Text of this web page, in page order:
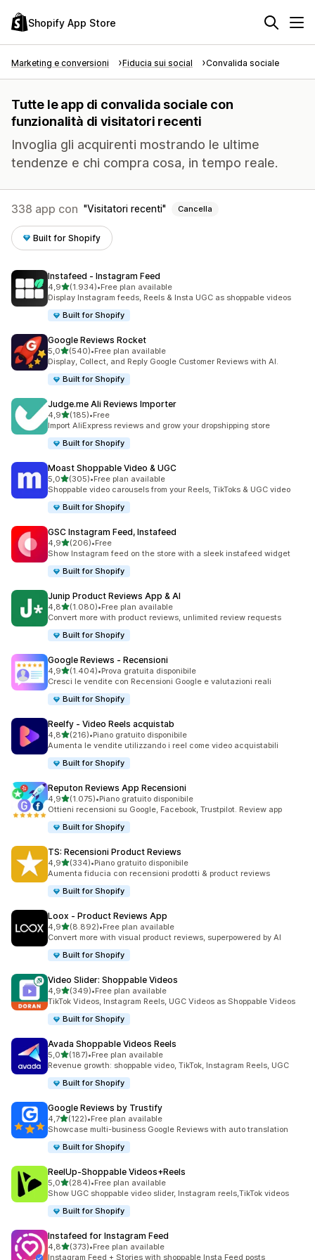
Shopify App Store
Marketing e conversioni Fiducia sui social Convalida sociale
Tutte le app di convalida sociale con
funzionalità di visitatori recenti
Invoglia gli acquirenti mostrando le ultime
tendenze e chi compra cosa, in tempo reale.
338 app con Visitatori recenti Cancella
Built for Shopify
Instafeed ‑ Instagram Feed
4,9stelle su 5
(1.934)
1934 recensioni totali
•Free plan available
Display Instagram feeds, Reels & Insta UGC as shoppable videos
Built for Shopify
Google Reviews Rocket
5,0stelle su 5
(540)
540 recensioni totali
•Free plan available
Display, Collect, and Reply Google Customer Reviews with AI.
Built for Shopify
Judge.me Ali Reviews Importer
4,9stelle su 5
(185)
185 recensioni totali
•Free
Import AliExpress reviews and grow your dropshipping store
Built for Shopify
Moast Shoppable Video & UGC
5,0stelle su 5
(305)
305 recensioni totali
•Free plan available
Shoppable video carousels from your Reels, TikToks & UGC video
Built for Shopify
GSC Instagram Feed, Instafeed
4,9stelle su 5
(206)
206 recensioni totali
•Free
Show Instagram feed on the store with a sleek instafeed widget
Built for Shopify
Junip Product Reviews App & AI
4,8stelle su 5
(1.080)
1080 recensioni totali
•Free plan available
Convert more with product reviews, unlimited review requests
Built for Shopify
Google Reviews ‑ Recensioni
4,9stelle su 5
(1.404)
1404 recensioni totali
•Prova gratuita disponibile
Cresci le vendite con Recensioni Google e valutazioni reali
Built for Shopify
Reelfy ‑ Video Reels acquistab
4,8stelle su 5
(216)
216 recensioni totali
•Piano gratuito disponibile
Aumenta le vendite utilizzando i reel come video acquistabili
Built for Shopify
Reputon Reviews App Recensioni
4,9stelle su 5
(1.075)
1075 recensioni totali
•Piano gratuito disponibile
Ottieni recensioni su Google, Facebook, Trustpilot. Review app
Built for Shopify
TS: Recensioni Product Reviews
4,9stelle su 5
(334)
334 recensioni totali
•Piano gratuito disponibile
Aumenta fiducia con recensioni prodotti & product reviews
Built for Shopify
Loox ‑ Product Reviews App
4,9stelle su 5
(8.892)
8892 recensioni totali
•Free plan available
Convert more with visual product reviews, superpowered by AI
Built for Shopify
Video Slider: Shoppable Videos
4,9stelle su 5
(349)
349 recensioni totali
•Free plan available
TikTok Videos, Instagram Reels, UGC Videos as Shoppable Videos
Built for Shopify
Avada Shoppable Videos Reels
5,0stelle su 5
(187)
187 recensioni totali
•Free plan available
Revenue growth: shoppable video, TikTok, Instagram Reels, UGC
Built for Shopify
Google Reviews by Trustify
4,7stelle su 5
(122)
122 recensioni totali
•Free plan available
Showcase multi-business Google Reviews with auto translation
Built for Shopify
ReelUp‑Shoppable Videos+Reels
5,0stelle su 5
(284)
284 recensioni totali
•Free plan available
Show UGC shoppable video slider, Instagram reels,TikTok videos
Built for Shopify
Instafeed for Instagram Feed
4,8stelle su 5
(373)
373 recensioni totali
•Free plan available
Instagram Feed + Stories with shoppable Insta Feed posts